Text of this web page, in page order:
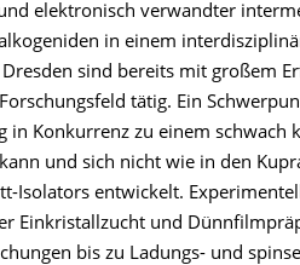
elektronisch verwandter
in einem
sind bereits mit großem
tätig. Ein
in Konkurrenz zu einem schwach
und sich nicht wie in den
Isolators entwickelt.
Einkristallzucht und
bis zu Ladungs- und